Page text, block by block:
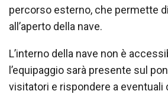
percorso esterno, che permette
all’aperto della nave.
L’interno della nave non è
l’equipaggio sarà presente sul
visitatori e rispondere a eventuali